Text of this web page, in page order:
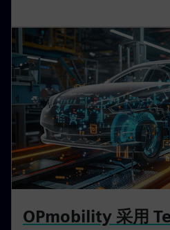
OPmobility 采用